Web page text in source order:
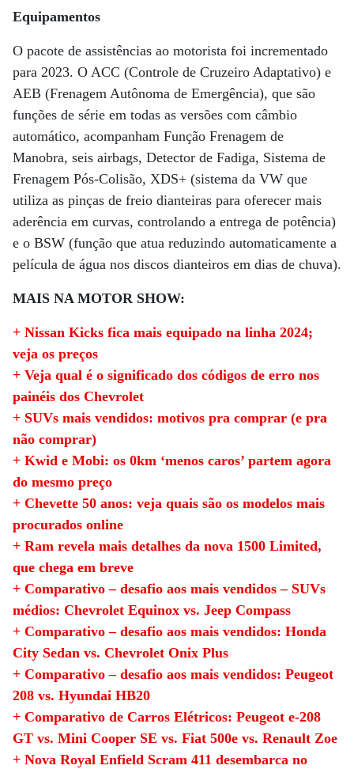
Equipamentos
O pacote de assistências ao motorista foi incrementado
para 2023. O ACC (Controle de Cruzeiro Adaptativo) e
AEB (Frenagem Autônoma de Emergência), que são
funções de série em todas as versões com câmbio
automático, acompanham Função Frenagem de
Manobra, seis airbags, Detector de Fadiga, Sistema de
Frenagem Pós-Colisão, XDS+ (sistema da VW que
utiliza as pinças de freio dianteiras para oferecer mais
aderência em curvas, controlando a entrega de potência)
e o BSW (função que atua reduzindo automaticamente a
película de água nos discos dianteiros em dias de chuva).
MAIS NA MOTOR SHOW:
+ Nissan Kicks fica mais equipado na linha 2024;
veja os preços
+ Veja qual é o significado dos códigos de erro nos
painéis dos Chevrolet
+ SUVs mais vendidos: motivos pra comprar (e pra
não comprar)
+ Kwid e Mobi: os 0km ‘menos caros’ partem agora
do mesmo preço
+ Chevette 50 anos: veja quais são os modelos mais
procurados online
+ Ram revela mais detalhes da nova 1500 Limited,
que chega em breve
+ Comparativo – desafio aos mais vendidos – SUVs
médios: Chevrolet Equinox vs. Jeep Compass
+ Comparativo – desafio aos mais vendidos: Honda
City Sedan vs. Chevrolet Onix Plus
+ Comparativo – desafio aos mais vendidos: Peugeot
208 vs. Hyundai HB20
+ Comparativo de Carros Elétricos: Peugeot e-208
GT vs. Mini Cooper SE vs. Fiat 500e vs. Renault Zoe
+ Nova Royal Enfield Scram 411 desembarca no